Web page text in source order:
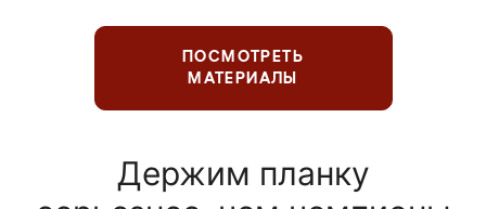
ПОСМОТРЕТЬ
МАТЕРИАЛЫ
Держим планку